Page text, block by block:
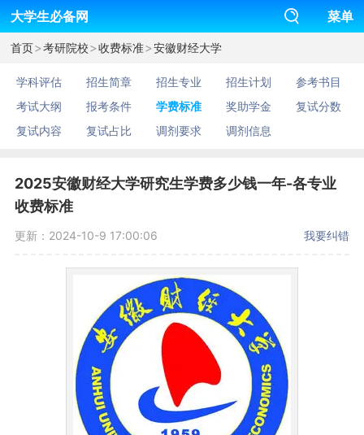
大学生必备网 菜单
首页>考研院校>收费标准>安徽财经大学
学科评估 招生简章 招生专业 招生计划
参考书目
考试大纲
报考条件 学费标准 奖助学金
复试分数
复试内容
复试占比 调剂要求 调剂信息
2025安徽财经大学研究生学费多少钱一年-各专业
收费标准
更新：2024-10-9 17:00:06 我要纠错